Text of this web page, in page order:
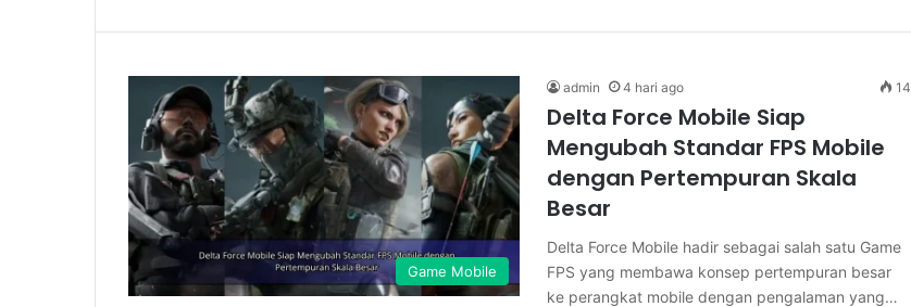
Game Mobile
admin 4 hari ago 14
Delta Force Mobile Siap
Mengubah Standar FPS Mobile
dengan Pertempuran Skala
Besar
Delta Force Mobile hadir sebagai salah satu Game
FPS yang membawa konsep pertempuran besar
ke perangkat mobile dengan pengalaman yang…